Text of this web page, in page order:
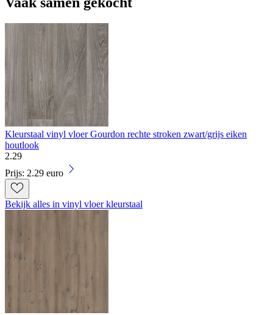
Kleurstaal vinyl vloer Gourdon rechte stroken zwart/grijs eiken
houtlook
2.29
Prijs: 2.29 euro
Bekijk alles in vinyl vloer kleurstaal